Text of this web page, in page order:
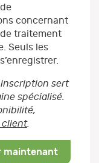
concernant
traitement
Seuls les
sert
spécialisé.
client.
maintenant